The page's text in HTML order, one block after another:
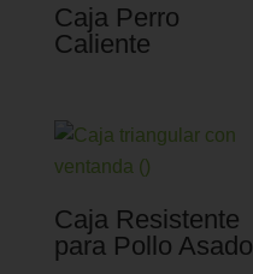
Caja Perro
Caliente
Caja Resistente
para Pollo Asado